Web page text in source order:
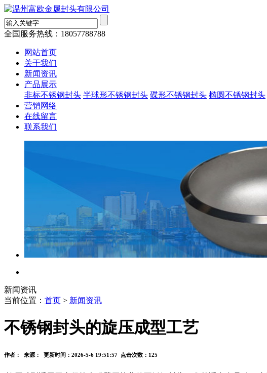
全国服务热线： 18057788788
网站首页
关于我们
新闻资讯
产品展示
非标不锈钢封头 半球形不锈钢封头 碟形不锈钢封头 椭圆不锈钢封头
营销网络
在线留言
联系我们
新闻资讯
当前位置： 首页 > 新闻资讯
不锈钢封头的旋压成型工艺
作者： 来源： 更新时间：2026-5-6 19:51:57 点击次数： 125